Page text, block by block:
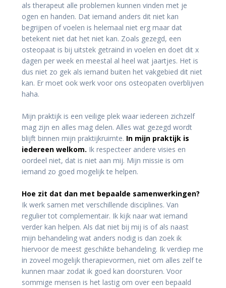
als therapeut alle problemen kunnen vinden met je
ogen en handen. Dat iemand anders dit niet kan
begrijpen of voelen is helemaal niet erg maar dat
betekent niet dat het niet kan. Zoals gezegd, een
osteopaat is bij uitstek getraind in voelen en doet dit x
dagen per week en meestal al heel wat jaartjes. Het is
dus niet zo gek als iemand buiten het vakgebied dit niet
kan. Er moet ook werk voor ons osteopaten overblijven
haha.
Mijn praktijk is een veilige plek waar iedereen zichzelf
mag zijn en alles mag delen. Alles wat gezegd wordt
blijft binnen mijn praktijkruimte. In mijn praktijk is
iedereen welkom. Ik respecteer andere visies en
oordeel niet, dat is niet aan mij. Mijn missie is om
iemand zo goed mogelijk te helpen.
Hoe zit dat dan met bepaalde samenwerkingen?
Ik werk samen met verschillende disciplines. Van
regulier tot complementair. Ik kijk naar wat iemand
verder kan helpen. Als dat niet bij mij is of als naast
mijn behandeling wat anders nodig is dan zoek ik
hiervoor de meest geschikte behandeling. Ik verdiep me
in zoveel mogelijk therapievormen, niet om alles zelf te
kunnen maar zodat ik goed kan doorsturen. Voor
sommige mensen is het lastig om over een bepaald